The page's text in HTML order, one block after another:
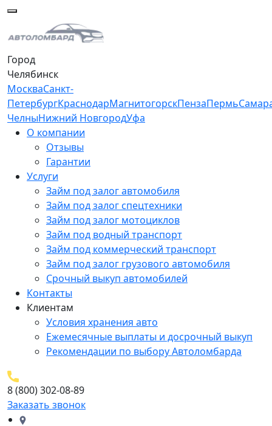
Город
Челябинск
МоскваСанкт-
ПетербургКраснодарМагнитогорскПензаПермь
ЧелныНижний НовгородУфа
О компании
Отзывы
Гарантии
Услуги
Займ под залог автомобиля
Займ под залог спецтехники
Займ под залог мотоциклов
Займ под водный транспорт
Займ под коммерческий транспорт
Займ под залог грузового автомобиля
Срочный выкуп автомобилей
Контакты
Клиентам
Условия хранения авто
Ежемесячные выплаты и досрочный выкуп
Рекомендации по выбору Автоломбарда
8 (800) 302-08-89
Заказать звонок